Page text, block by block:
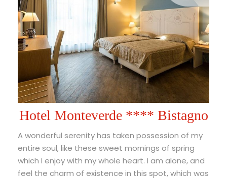
Hotel Monteverde **** Bistagno
A wonderful serenity has taken possession of my
entire soul, like these sweet mornings of spring
which I enjoy with my whole heart. I am alone, and
feel the charm of existence in this spot, which was